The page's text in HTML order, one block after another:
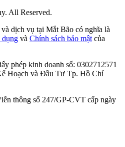
All Reserved.
dịch vụ tại Mắt Bão có nghĩa là
dụng và Chính sách bảo mật của
phép kinh doanh số: 0302712571
Hoạch và Đầu Tư Tp. Hồ Chí
thông số 247/GP-CVT cấp ngày